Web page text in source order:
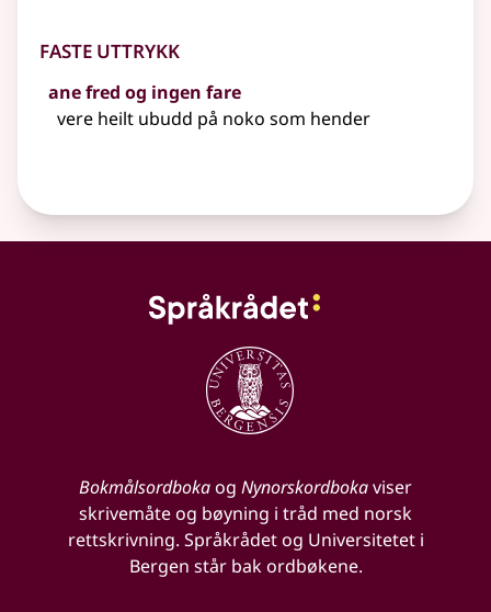
Faste uttrykk
ane fred og ingen fare
vere heilt ubudd på noko som hender
Bokmålsordbokaog Nynorskordbokaviser
skrivemåte og bøyning i tråd med norsk
rettskrivning. Språkrådet og Universitetet i
Bergen står bak ordbøkene.